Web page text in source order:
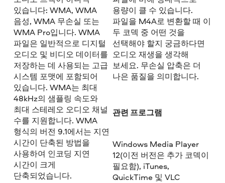
있습니다: WMA, WMA
음성, WMA 무손실 또는
WMA Pro입니다. WMA
파일은 일반적으로 디지털
오디오 및 비디오 데이터를
저장하는 데 사용되는 고급
시스템 포맷에 포함되어
있습니다. WMA는 최대
48kHz의 샘플링 속도와
최대 스테레오 오디오 채널
수를 지원합니다. WMA
형식의 버전 9.1에서는 지연
시간이 단축된 방법을
사용하여 인코딩 지연
시간이 크게
단축되었습니다.
용량이 클 수 있습니다.
파일을 M4A로 변환할 때 이
두 코덱 중 어떤 것을
선택해야 할지 궁금하다면
오디오 재생을 생각해
보세요. 무손실 압축은 더
나은 품질을 의미합니다.
관련 프로그램
Windows Media Player
12(이전 버전은 추가 코덱이
필요함), iTunes,
QuickTime 및 VLC